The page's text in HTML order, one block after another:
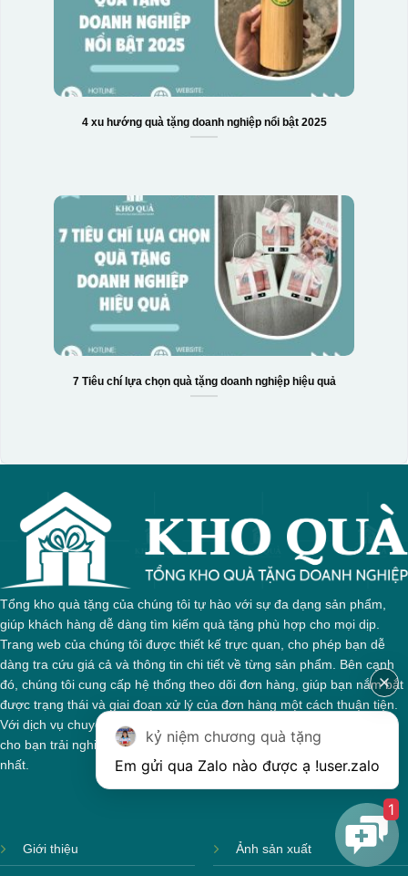
4 xu hướng quà tặng doanh nghiệp nổi bật 2025
7 Tiêu chí lựa chọn quà tặng doanh nghiệp hiệu quả
Tổng kho quà tặng của chúng tôi tự hào với sự đa dạng sản phẩm,
giúp khách hàng dễ dàng tìm kiếm quà tặng phù hợp cho mọi dịp.
Trang web của chúng tôi được thiết kế trực quan, cho phép bạn dễ
dàng tra cứu giá cả và thông tin chi tiết về từng sản phẩm. Bên cạnh
đó, chúng tôi cung cấp hệ thống theo dõi đơn hàng, giúp bạn nắm bắt
được trạng thái và giai đoạn xử lý của đơn hàng một cách thuận tiện.
Với dịch vụ chuyên nghiệp và tận tâm, chúng tôi cam kết mang đến
cho bạn trải nghiệm mua sắm tuyệt vời và những món quà ý nghĩa
nhất.
Giới thiệu Ảnh sản xuất
kỷ niệm chương quà tặng
Em gửi qua Zalo nào được ạ !user.zalo
1